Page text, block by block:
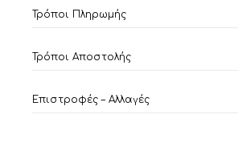
Τρόποι Πληρωμής
Τρόποι Αποστολής
Επιστροφές – Αλλαγές